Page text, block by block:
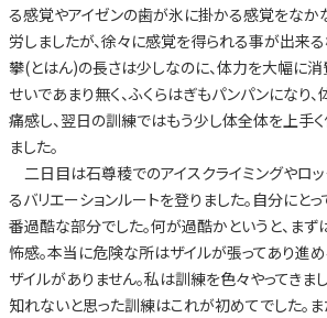
る感覚やアイゼンの歯が氷に掛かる感覚をなか
労しましたが、徐々に感覚を得られる事が出来る
攀(とはん)の長さは少しなのに、体力を大幅に消
せいであまり無く、ふくらはぎもパンパンになり
痛感し、翌日の訓練ではもう少し体全体を上手
ました。
二日目は石尊稜でのアイスクライミングやロ
るバリエーションルートを登りました。自分にと
番過酷な部分でした。何が過酷かというと、ま
怖感。本当に危険な所はザイルが張ってあり進
ザイルがありません。私は訓練を色々やってきま
知れないと思った訓練はこれが初めてでした。